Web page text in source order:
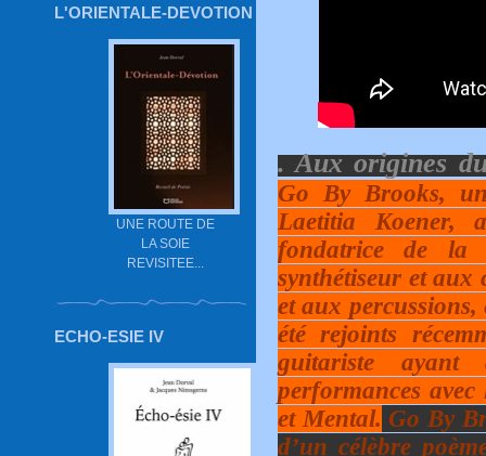
L'ORIENTALE-DEVOTION
UNE ROUTE DE
LA SOIE
REVISITEE...
ECHO-ESIE IV
. Aux origines
Go By Brooks,
Laetitia
fondatrice de la
synthétiseur et
et aux
été rejoints
guitariste ayant
performances
et Mental. Go By
d’un célèbre